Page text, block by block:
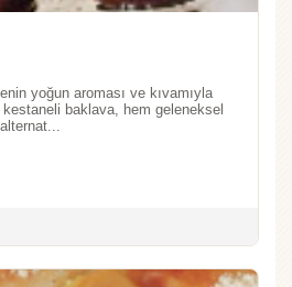
yoğun aroması ve kıvamıyla
baklava, hem geleneksel